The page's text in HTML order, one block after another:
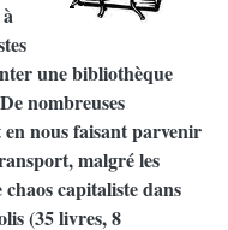
une bibliothèque
nombreuses
nous faisant parvenir
malgré les
capitaliste dans
(35 livres, 8